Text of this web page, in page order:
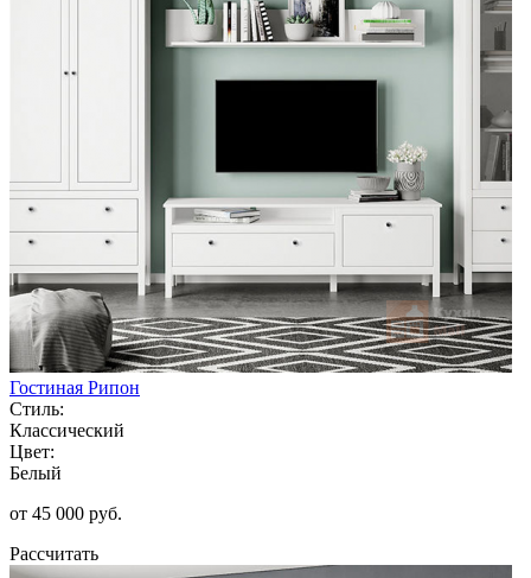
Гостиная Рипон
Стиль:
Классический
Цвет:
Белый
от 45 000 руб.
Рассчитать